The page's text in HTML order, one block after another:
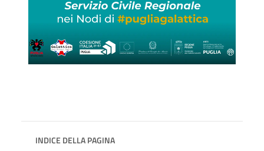
INDICE DELLA PAGINA